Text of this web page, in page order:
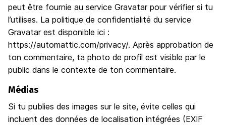
peut être fournie au service Gravatar pour vérifier si tu
l’utilises. La politique de confidentialité du service
Gravatar est disponible ici :
https://automattic.com/privacy/. Après approbation de
ton commentaire, ta photo de profil est visible par le
public dans le contexte de ton commentaire.
Médias
Si tu publies des images sur le site, évite celles qui
incluent des données de localisation intégrées (EXIF